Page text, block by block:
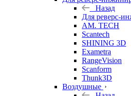
Назад
Для реверс-
AM. TECH
Scantech
SHINING 3D
Exametra
RangeVision
Scanform
Thunk3D
Воздушные